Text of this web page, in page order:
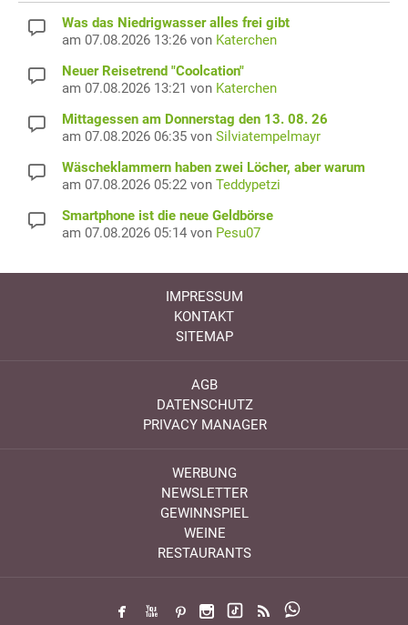
Was das Niedrigwasser alles frei gibt
am 07.08.2026 13:26 von Katerchen
Neuer Reisetrend "Coolcation"
am 07.08.2026 13:21 von Katerchen
Mittagessen am Donnerstag den 13. 08. 26
am 07.08.2026 06:35 von Silviatempelmayr
Wäscheklammern haben zwei Löcher, aber warum
am 07.08.2026 05:22 von Teddypetzi
Smartphone ist die neue Geldbörse
am 07.08.2026 05:14 von Pesu07
IMPRESSUM
KONTAKT
SITEMAP
AGB
DATENSCHUTZ
PRIVACY MANAGER
WERBUNG
NEWSLETTER
GEWINNSPIEL
WEINE
RESTAURANTS